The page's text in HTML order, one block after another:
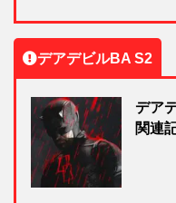
デアデビルBA S2
デア
関連